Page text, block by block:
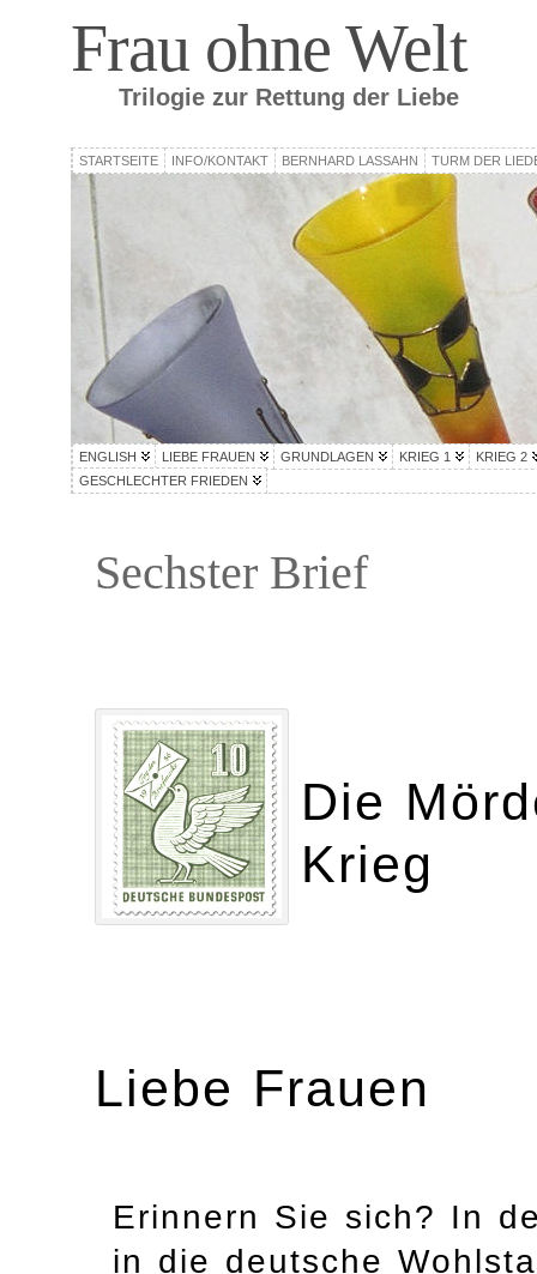
Frau ohne Welt
Trilogie zur Rettung der Liebe
STARTSEITE INFO/KONTAKT BERNHARD LASSAHN TURM DER
ENGLISH LIEBE FRAUEN GRUNDLAGEN KRIEG 1
KRIEG 2
GESCHLECHTER FRIEDEN
Sechster Brief
Die
Krieg
Liebe Frauen
Erinnern Sie sich? In
in die deutsche